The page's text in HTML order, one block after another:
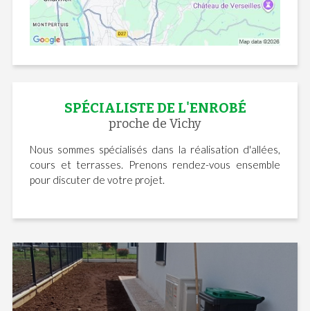
SPÉCIALISTE DE L'ENROBÉ
proche de Vichy
Nous sommes spécialisés dans la réalisation d'allées,
cours et terrasses. Prenons rendez-vous ensemble
pour discuter de votre projet.